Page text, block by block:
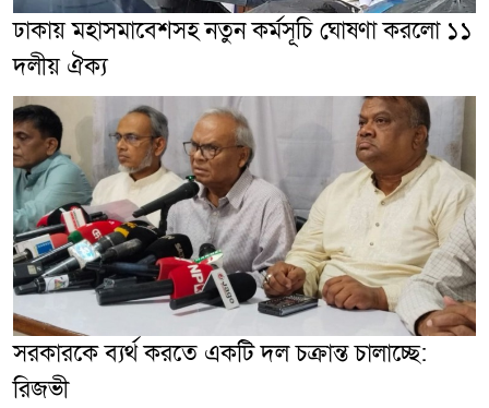
ঢাকায় মহাসমাবেশসহ নতুন কর্মসূচি ঘোষণা করলো ১১
দলীয় ঐক্য
সরকারকে ব্যর্থ করতে একটি দল চক্রান্ত চালাচ্ছে:
রিজভী